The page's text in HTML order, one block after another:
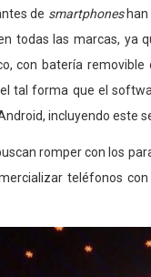
de smartphoneshan
todas las marcas, ya
con batería
tal forma que el
incluyendo este
romper con los
teléfonos